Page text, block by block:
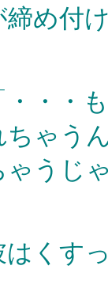
締め付
・・・
ちゃう
ゃうじ
はくす